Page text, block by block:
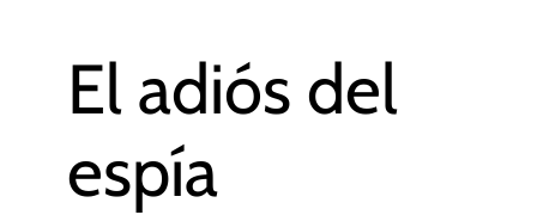
El adiós del
espía